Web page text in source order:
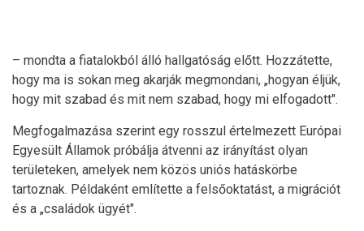
– mondta a fiatalokból álló hallgatóság előtt. Hozzátette,
hogy ma is sokan meg akarják megmondani, „hogyan éljük,
hogy mit szabad és mit nem szabad, hogy mi elfogadott".
Megfogalmazása szerint egy rosszul értelmezett Európai
Egyesült Államok próbálja átvenni az irányítást olyan
területeken, amelyek nem közös uniós hatáskörbe
tartoznak. Példaként említette a felsőoktatást, a migrációt
és a „családok ügyét".